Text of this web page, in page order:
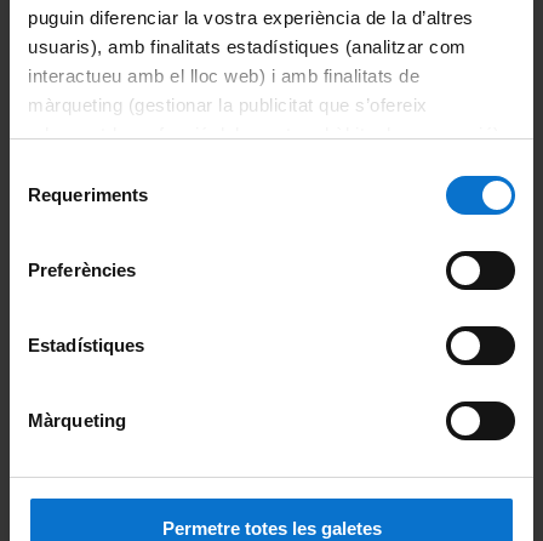
puguin diferenciar la vostra experiència de la d’altres
usuaris), amb finalitats estadístiques (analitzar com
interactueu amb el lloc web) i amb finalitats de
màrqueting (gestionar la publicitat que s’ofereix
adequant-la en funció dels vostres hàbits de navegació).
consultar laPolítica de galetes del lloc web de la
Requeriments
Preferències
Estadístiques
Màrqueting
Permetre totes les galetes
Comissions
Comissió Acadèmica
Comissió de Professorat
Comissió Econòmica i d'Espais
Comissió de Tecnologies
Comissió de Seguretat, Salut, Medi Ambient i
Accessibilitat